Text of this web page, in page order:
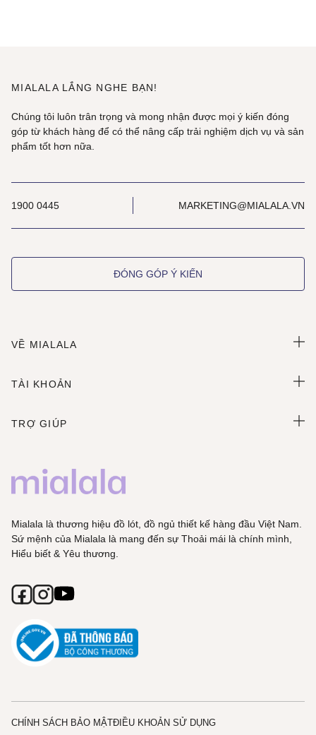
MIALALA LẮNG NGHE BẠN!
Chúng tôi luôn trân trọng và mong nhận được mọi ý kiến đóng
góp từ khách hàng để có thể nâng cấp trải nghiệm dịch vụ và sản
phẩm tốt hơn nữa.
1900 0445 MARKETING@MIALALA.VN
ĐÓNG GÓP Ý KIẾN
VỀ MIALALA
TÀI KHOẢN
TRỢ GIÚP
Mialala là thương hiệu đồ lót, đồ ngủ thiết kế hàng đầu Việt Nam.
Sứ mệnh của Mialala là mang đến sự Thoải mái là chính mình,
Hiểu biết & Yêu thương.
CHÍNH SÁCH BẢO MẬTĐIỀU KHOẢN SỬ DỤNG